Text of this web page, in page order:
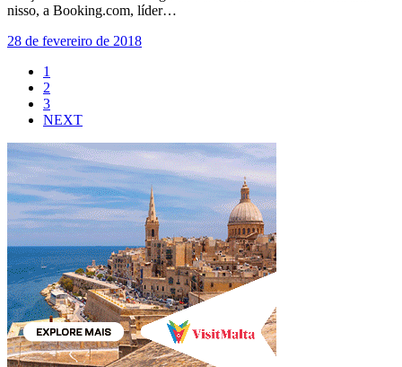
nisso, a Booking.com, líder…
28 de fevereiro de 2018
1
2
3
NEXT